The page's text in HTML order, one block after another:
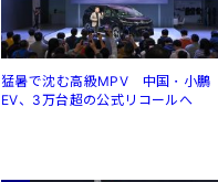
猛暑で沈む高級MPV 中国・小鵬
EV、3万台超の公式リコールへ